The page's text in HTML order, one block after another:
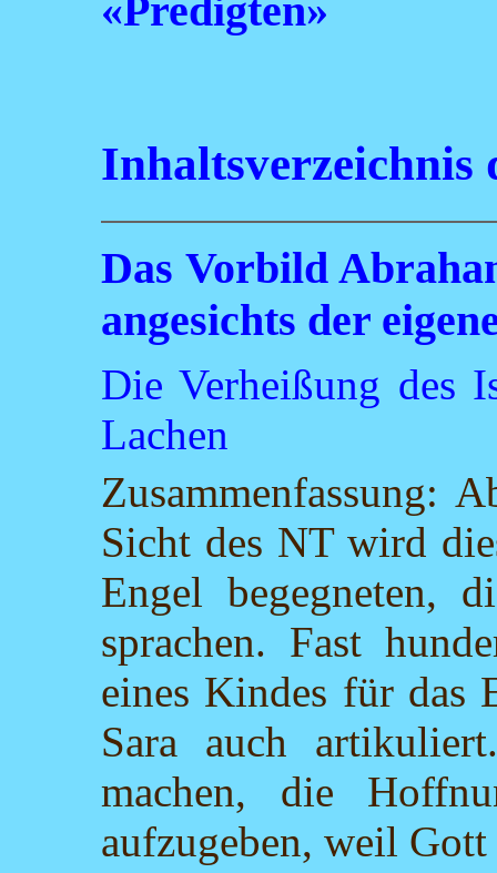
«Predigten»
Inhaltsverzeichnis
Das Vorbild
angesichts der
Die Verheißung des
Lachen
Zusammenfassung:
Sicht des NT wird
Engel begegneten,
sprachen. Fast
eines Kindes für das
Sara auch
machen, die
aufzugeben, weil